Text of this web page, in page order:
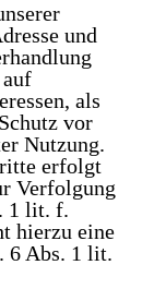
und
als
vor
Nutzung.
erfolgt
Verfolgung
1 lit. f.
hierzu eine
6 Abs. 1 lit.